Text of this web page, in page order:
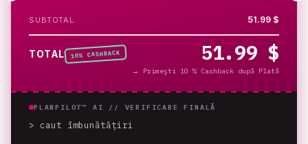
SUBTOTAL 51.99 $
TOTAL 10% CASHBACK 51.99 $
→ Primești 10 % Cashback după Plată
PLANPILOT™ AI // VERIFICARE FINALĂ
> caut îmbunătățiri